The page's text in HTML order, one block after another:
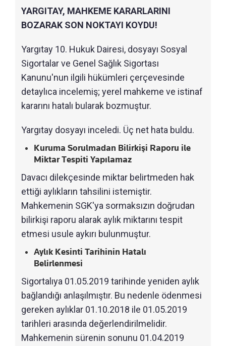
YARGITAY, MAHKEME KARARLARINI
BOZARAK SON NOKTAYI KOYDU!
Yargıtay 10. Hukuk Dairesi, dosyayı Sosyal
Sigortalar ve Genel Sağlık Sigortası
Kanunu'nun ilgili hükümleri çerçevesinde
detaylıca incelemiş; yerel mahkeme ve istinaf
kararını hatalı bularak bozmuştur.
Yargıtay dosyayı inceledi. Üç net hata buldu.
Kuruma Sorulmadan Bilirkişi Raporu ile
Miktar Tespiti Yapılamaz
Davacı dilekçesinde miktar belirtmeden hak
ettiği aylıkların tahsilini istemiştir.
Mahkemenin SGK'ya sormaksızın doğrudan
bilirkişi raporu alarak aylık miktarını tespit
etmesi usule aykırı bulunmuştur.
Aylık Kesinti Tarihinin Hatalı
Belirlenmesi
Sigortalıya 01.05.2019 tarihinde yeniden aylık
bağlandığı anlaşılmıştır. Bu nedenle ödenmesi
gereken aylıklar 01.10.2018 ile 01.05.2019
tarihleri arasında değerlendirilmelidir.
Mahkemenin sürenin sonunu 01.04.2019